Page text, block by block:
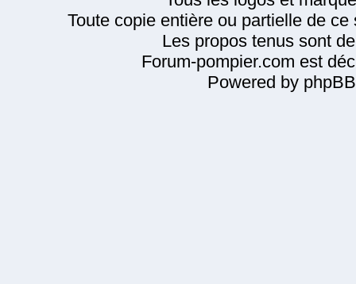
Toute copie entière ou partielle de
Les propos tenus sont
Forum-pompier.com est
Powered by